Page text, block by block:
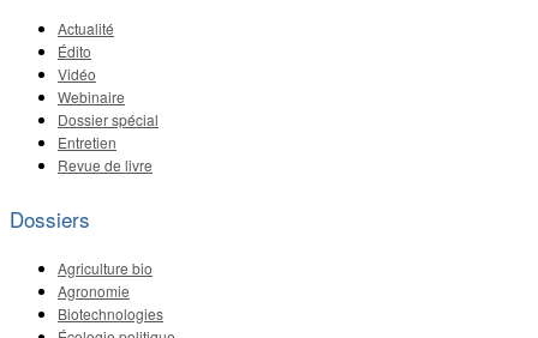
Actualité
Édito
Vidéo
Webinaire
Dossier spécial
Entretien
Revue de livre
Dossiers
Agriculture bio
Agronomie
Biotechnologies